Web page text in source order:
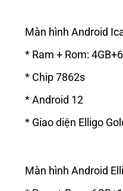
Màn hình Android
* Ram + Rom:
* Chip 7862s
* Android 12
* Giao diện Elligo
Màn hình Android